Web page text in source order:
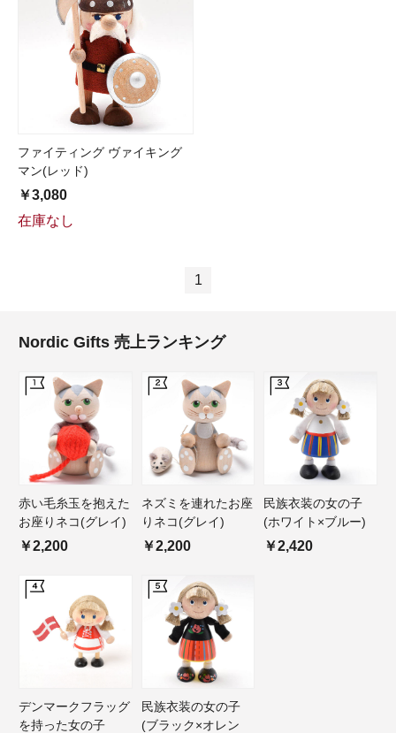
ファイティング ヴァイキング
マン(レッド)
￥3,080
在庫なし
1
Nordic Gifts 売上ランキング
赤い毛糸玉を抱えた
お座りネコ(グレイ)
￥2,200
ネズミを連れたお座
りネコ(グレイ)
￥2,200
民族衣装の女の子
(ホワイト×ブルー)
￥2,420
デンマークフラッグ
を持った女の子
民族衣装の女の子
(ブラック×オレン